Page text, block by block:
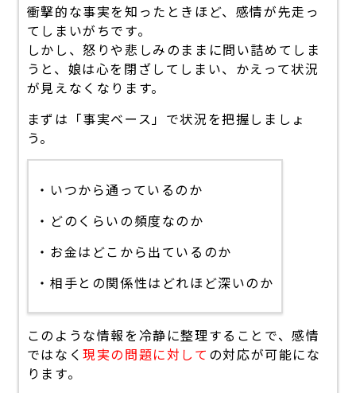
衝撃的な事実を知ったときほど、感情が先走っ
てしまいがちです。
しかし、怒りや悲しみのままに問い詰めてしま
うと、娘は心を閉ざしてしまい、かえって状況
が見えなくなります。
まずは「事実ベース」で状況を把握しましょ
う。
・いつから通っているのか
・どのくらいの頻度なのか
・お金はどこから出ているのか
・相手との関係性はどれほど深いのか
このような情報を冷静に整理することで、感情
ではなく現実の問題に対して の対応が可能にな
ります。